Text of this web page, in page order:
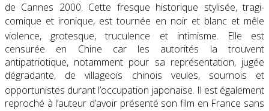
de Cannes 2000. Cette fresque historique stylisée, tragi-
comique et ironique, est tournée en noir et blanc et mêle
violence, grotesque, truculence et intimisme. Elle est
censurée en Chine car les autorités la trouvent
antipatriotique, notamment pour sa représentation, jugée
dégradante, de villageois chinois veules, sournois et
opportunistes durant l’occupation japonaise. Il est également
reproché à l’auteur d’avoir présenté son film en France sans